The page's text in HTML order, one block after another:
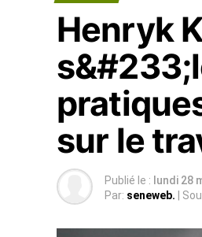
Henryk
sur le
Publié le : lundi 28
Par: seneweb. |